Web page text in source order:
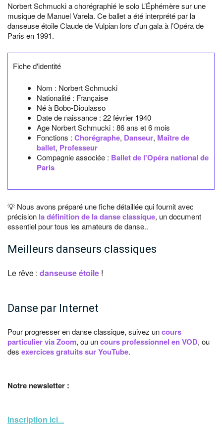
Norbert Schmucki a chorégraphié le solo L’Éphémère sur une
musique de Manuel Varela. Ce ballet a été interprété par la
danseuse étoile Claude de Vulpian lors d’un gala à l’Opéra de
Paris en 1991.
Fiche d'identité
Nom : Norbert Schmucki
Nationalité : Française
Né à Bobo-Dioulasso
Date de naissance : 22 février 1940
Age Norbert Schmucki : 86 ans et 6 mois
Fonctions : Chorégraphe, Danseur, Maître de
ballet, Professeur
Compagnie associée : Ballet de l'Opéra national de
Paris
💡 Nous avons préparé une fiche détaillée qui fournit avec
précision la définition de la danse classique, un document
essentiel pour tous les amateurs de danse..
Meilleurs danseurs classiques
Le rêve : danseuse étoile !
Danse par Internet
Pour progresser en danse classique, suivez uncours
particulier via Zoom, ou uncours professionnel en VOD, ou
des exercices gratuits sur YouTube.
Notre newsletter :
Inscription ici...